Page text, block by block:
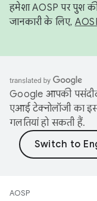
हमेशा AOSP पर पुश
जानकारी के लिए,
Google आपकी
एआई टेक्नोलॉजी का
गलतियां हो सकती हैं.
AOSP